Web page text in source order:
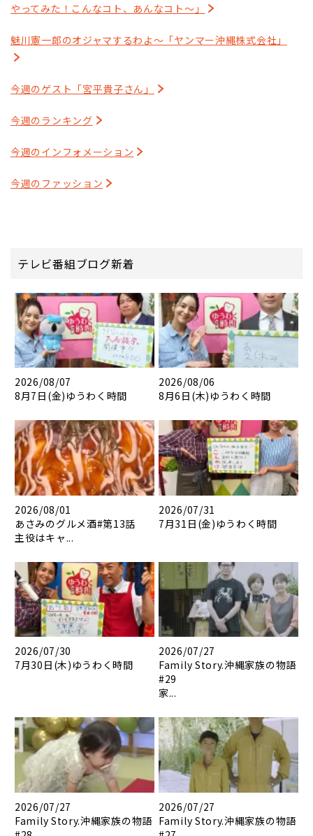
やってみた！こんなコト、あんなコト～」
魅川憲一郎のオジャマするわよ～「ヤンマー沖縄株式会社」
今週のゲスト「宮平貴子さん」
今週のランキング
今週のインフォメーション
今週のファッション
テレビ番組ブログ新着
2026/08/07
8月7日(金)ゆうわく時間
2026/08/06
8月6日(木)ゆうわく時間
2026/08/01
あさみのグルメ酒#第13話
主役はキャ...
2026/07/31
7月31日(金)ゆうわく時間
2026/07/30
7月30日(木)ゆうわく時間
2026/07/27
Family Story.沖縄家族の物語
#29
家...
2026/07/27
Family Story.沖縄家族の物語
2026/07/27
Family Story.沖縄家族の物語